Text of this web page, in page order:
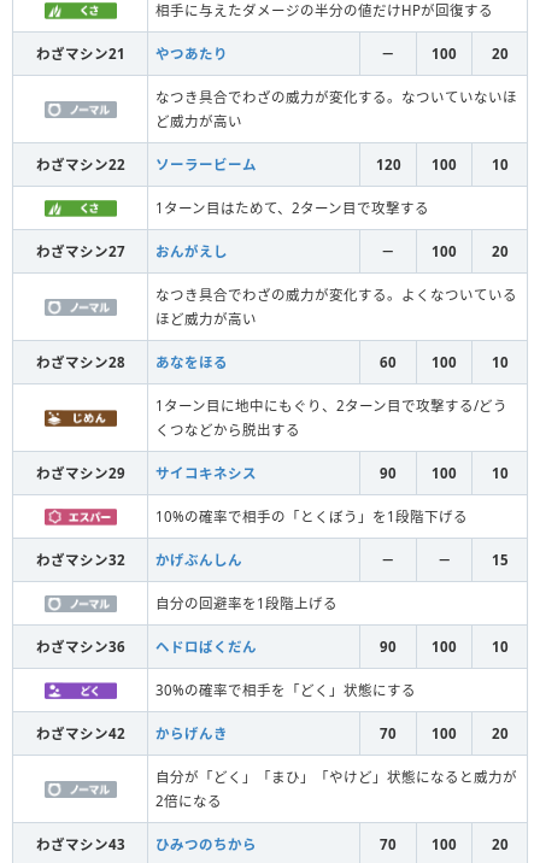
相手に与えたダメージの半分の値だけHPが回復する
わざマシン21 やつあたり － 100 20
なつき具合でわざの威力が変化する。なついていないほ
ど威力が高い
わざマシン22 ソーラービーム 120 100 10
1ターン目はためて、2ターン目で攻撃する
わざマシン27 おんがえし － 100 20
なつき具合でわざの威力が変化する。よくなついている
ほど威力が高い
わざマシン28 あなをほる 60 100 10
1ターン目に地中にもぐり、2ターン目で攻撃する/どう
くつなどから脱出する
わざマシン29 サイコキネシス 90 100 10
10%の確率で相手の「とくぼう」を1段階下げる
わざマシン32 かげぶんしん － － 15
自分の回避率を1段階上げる
わざマシン36 ヘドロばくだん 90 100 10
30%の確率で相手を「どく」状態にする
わざマシン42 からげんき 70 100 20
自分が「どく」「まひ」「やけど」状態になると威力が
2倍になる
わざマシン43 ひみつのちから 70 100 20